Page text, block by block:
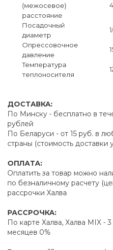
(межосевое)
расстояние
Посадочный
диаметр
Опрессовочное
давление
Температура
теплоносителя
ДОСТАВКА:
По Минску - бесплатно в
рублей
По Беларуси - от 15 руб. в
страны (стоимость
ОПЛАТА:
Оплатить за товар можно
по безналичному расчету
рассрочки Халва
РАССРОЧКА:
По карте Халва, Халва MIX -
месяцев 0%